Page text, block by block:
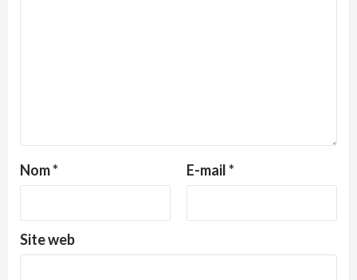
Nom* E-mail*
Site web